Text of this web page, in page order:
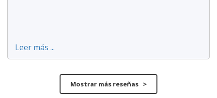
Leer más ...
Mostrar más reseñas >